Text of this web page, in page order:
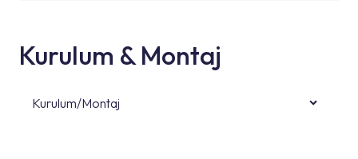
Kurulum & Montaj
Kurulum/Montaj